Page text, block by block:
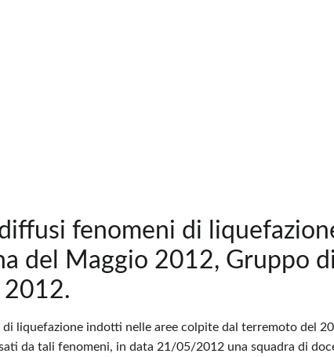
fenomeni di
del Maggio 2012, Gruppo
2012.
liquefazione indotti nelle aree colpite dal terremoto del
da tali fenomeni, in data 21/05/2012 una squadra di